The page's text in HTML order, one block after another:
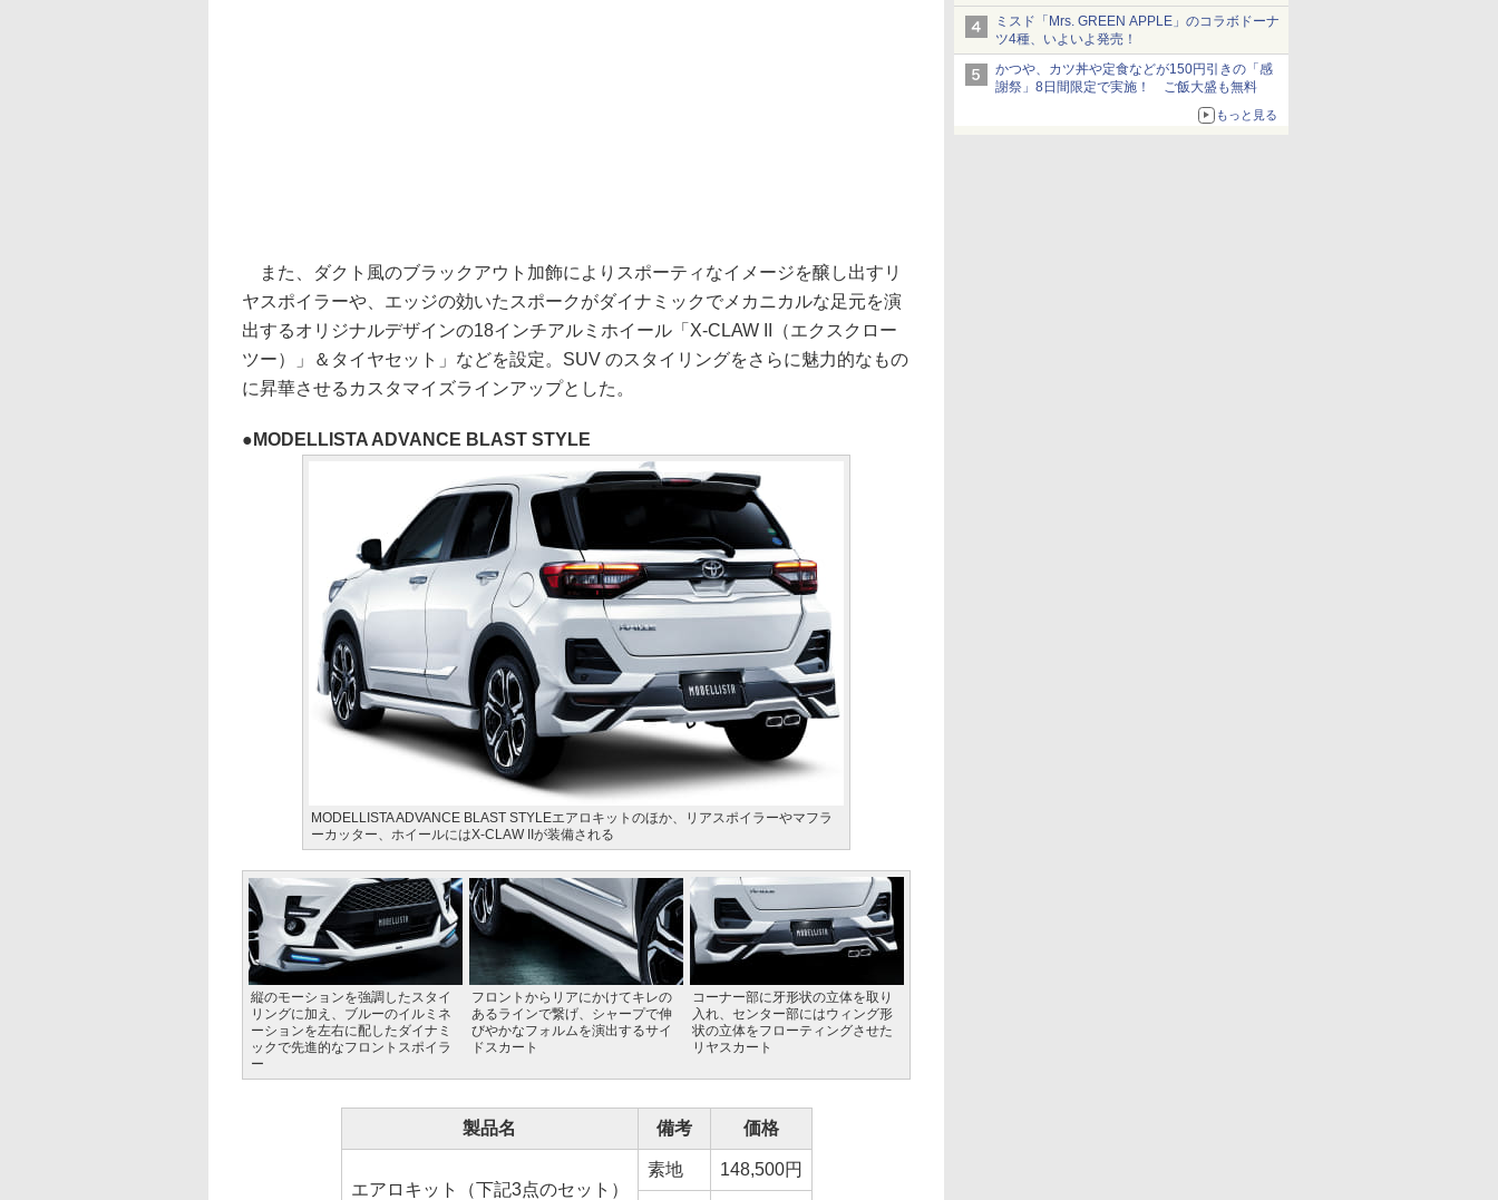
とまる
ミスド「Mrs. GREEN APPLE」のコラボドーナ
ツ4種、いよいよ発売！
かつや、カツ丼や定食などが150円引きの「感
謝祭」8日間限定で実施！ ご飯大盛も無料
もっと見る
また、ダクト風のブラックアウト加飾によりスポーティなイメージを醸し出すリ
ヤスポイラーや、エッジの効いたスポークがダイナミックでメカニカルな足元を演
出するオリジナルデザインの18インチアルミホイール「X-CLAW II（エクスクロー
ツー）」＆タイヤセット」などを設定。SUV のスタイリングをさらに魅力的なもの
に昇華させるカスタマイズラインアップとした。
MODELLISTA ADVANCE BLAST STYLE
MODELLISTA ADVANCE BLAST STYLEエアロキットのほか、リアスポイラーやマフラ
ーカッター、ホイールにはX-CLAW IIが装備される
縦のモーションを強調したスタイ
リングに加え、ブルーのイルミネ
ーションを左右に配したダイナミ
ックで先進的なフロントスポイラ
ー
フロントからリアにかけてキレの
あるラインで繋げ、シャープで伸
びやかなフォルムを演出するサイ
ドスカート
コーナー部に牙形状の立体を取り
入れ、センター部にはウィング形
状の立体をフローティングさせた
リヤスカート
製品名 備考 価格
エアロキット（下記3点のセット）
素地 148,500円